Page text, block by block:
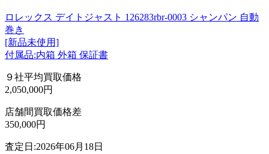
ロレックス デイトジャスト 126283rbr-0003 シャンパン 自動
巻き
[新品未使用]
付属品:内箱 外箱 保証書
９社平均買取価格
2,050,000円
店舗間買取価格差
350,000円
査定日:2026年06月18日